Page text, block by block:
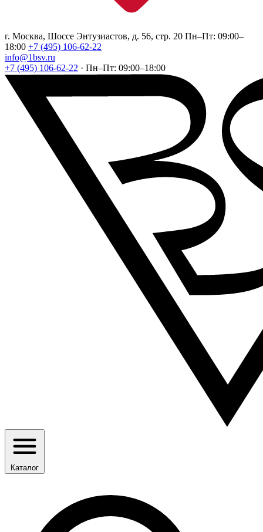
г. Москва, Шоссе Энтузиастов, д. 56, стр. 20 Пн–Пт: 09:00–
18:00 +7 (495) 106-62-22
info@1bsv.ru
+7 (495) 106-62-22 · Пн–Пт: 09:00–18:00
Каталог